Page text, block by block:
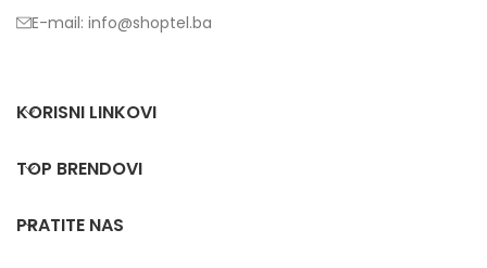
E-mail: info@shoptel.ba
KORISNI LINKOVI
TOP BRENDOVI
PRATITE NAS